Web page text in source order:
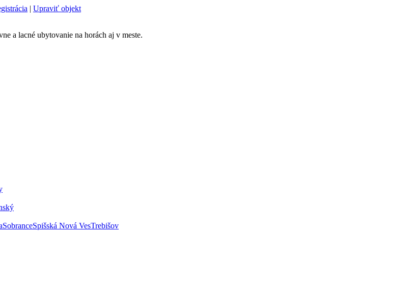
| Upraviť objekt
a lacné ubytovanie na horách aj v meste.
SobranceSpišská Nová VesTrebišov